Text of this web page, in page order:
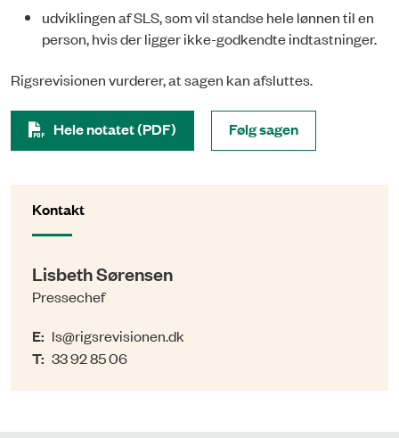
udviklingen af SLS, som vil standse hele lønnen til en
person, hvis der ligger ikke-godkendte indtastninger.
Rigsrevisionen vurderer, at sagen kan afsluttes.
Hele notatet (PDF) Følg sagen
Kontakt
Lisbeth Sørensen
Pressechef
E: ls@rigsrevisionen.dk
T: 33 92 85 06